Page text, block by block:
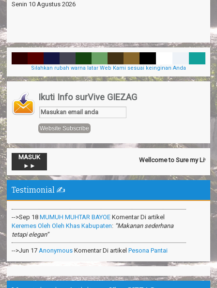
Senin 10 Agustus 2026
Silahkan rubah warna latar Web Kami sesuai keinginan Anda
Ikuti Info surVive GIEZAG
MASUK
►►
Wellcome to Sure my Live
Testimonial ✍️
-->Nov 13Official SurVive GIEZAG
Pacuan Kuda Kabupaten Pangandaran:“Perjalaman yang luar
biasa”
-->Sep 18MUMUH MUHTAR BAYOEKomentar Di artikel
Keremes Oleh Oleh Khas Kabupaten:“Makanan sederhana
tetapi elegan”
-->Jun 17Anonymous
Madasari Pangandaran:“Mantapppp i like it ”
-->Mar 31Anonymous Komentar Di artikelCara Membuat
-->Feb 26 Anonymous Komentar Di artikelTeknik Survival